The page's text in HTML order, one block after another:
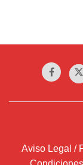
Aviso Legal /